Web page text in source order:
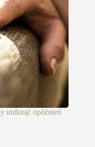
uniknąć opóźnień